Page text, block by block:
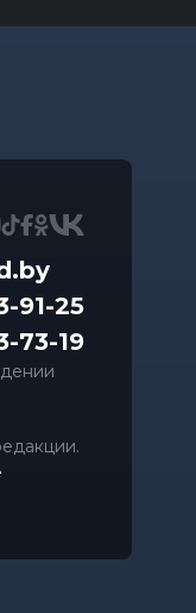
91-25
73-19